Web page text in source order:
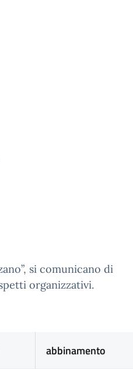
si comunicano di
organizzativi.
abbinamento